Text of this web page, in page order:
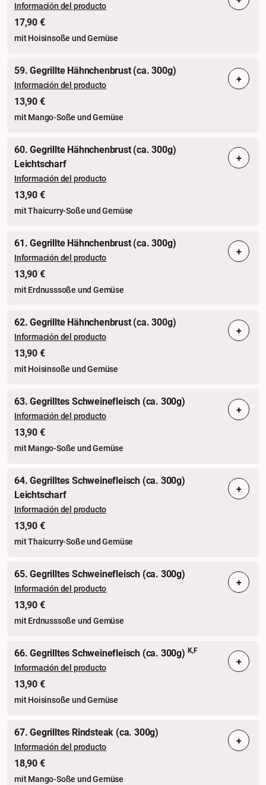
Información del producto
17,90 €
mit Hoisinsoße und Gemüse
59. Gegrillte Hähnchenbrust (ca. 300g)
Información del producto
13,90 €
mit Mango-Soße und Gemüse
+
60. Gegrillte Hähnchenbrust (ca. 300g)
Leichtscharf
Información del producto
13,90 €
mit Thaicurry-Soße und Gemüse
+
61. Gegrillte Hähnchenbrust (ca. 300g)
Información del producto
13,90 €
mit Erdnusssoße und Gemüse
+
62. Gegrillte Hähnchenbrust (ca. 300g)
Información del producto
13,90 €
mit Hoisinsoße und Gemüse
+
63. Gegrilltes Schweinefleisch (ca. 300g)
Información del producto
13,90 €
mit Mango-Soße und Gemüse
+
64. Gegrilltes Schweinefleisch (ca. 300g)
Leichtscharf
Información del producto
13,90 €
mit Thaicurry-Soße und Gemüse
+
65. Gegrilltes Schweinefleisch (ca. 300g)
Información del producto
13,90 €
mit Erdnusssoße und Gemüse
+
66. Gegrilltes Schweinefleisch (ca. 300g) K,F
Información del producto
13,90 €
mit Hoisinsoße und Gemüse
+
67. Gegrilltes Rindsteak (ca. 300g)
Información del producto
18,90 €
mit Mango-Soße und Gemüse
+